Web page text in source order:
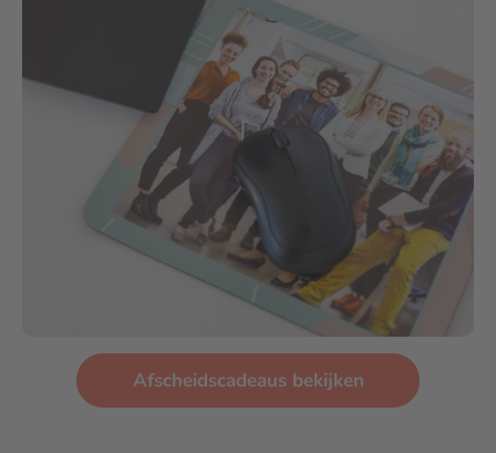
Afscheidscadeaus bekijken